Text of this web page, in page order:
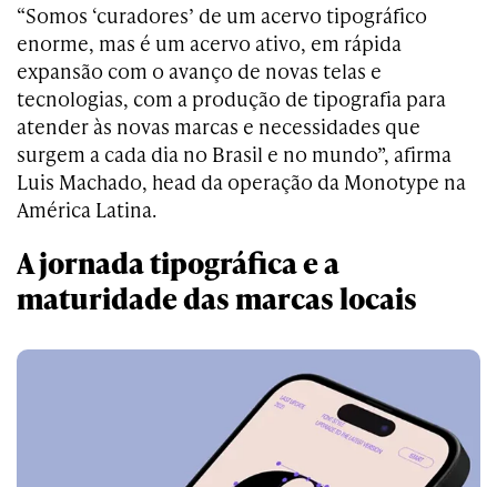
“Somos ‘curadores’ de um acervo tipográfico
enorme, mas é um acervo ativo, em rápida
expansão com o avanço de novas telas e
tecnologias, com a produção de tipografia para
atender às novas marcas e necessidades que
surgem a cada dia no Brasil e no mundo”, afirma
Luis Machado, head da operação da Monotype na
América Latina.
A jornada tipográfica e a
maturidade das marcas locais